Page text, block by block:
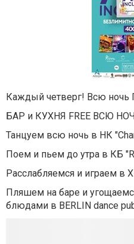
Каждый четверг! Всю
БАР и КУХНЯ FREE ВСЮ
Танцуем всю ночь в НК
Поем и пьем до утра в КБ
Расслабляемся и играем в
Пляшем на баре и
блюдами в BERLIN dance